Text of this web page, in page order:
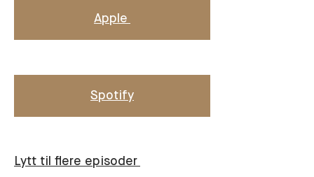
Apple
Spotify
Lytt til flere episoder